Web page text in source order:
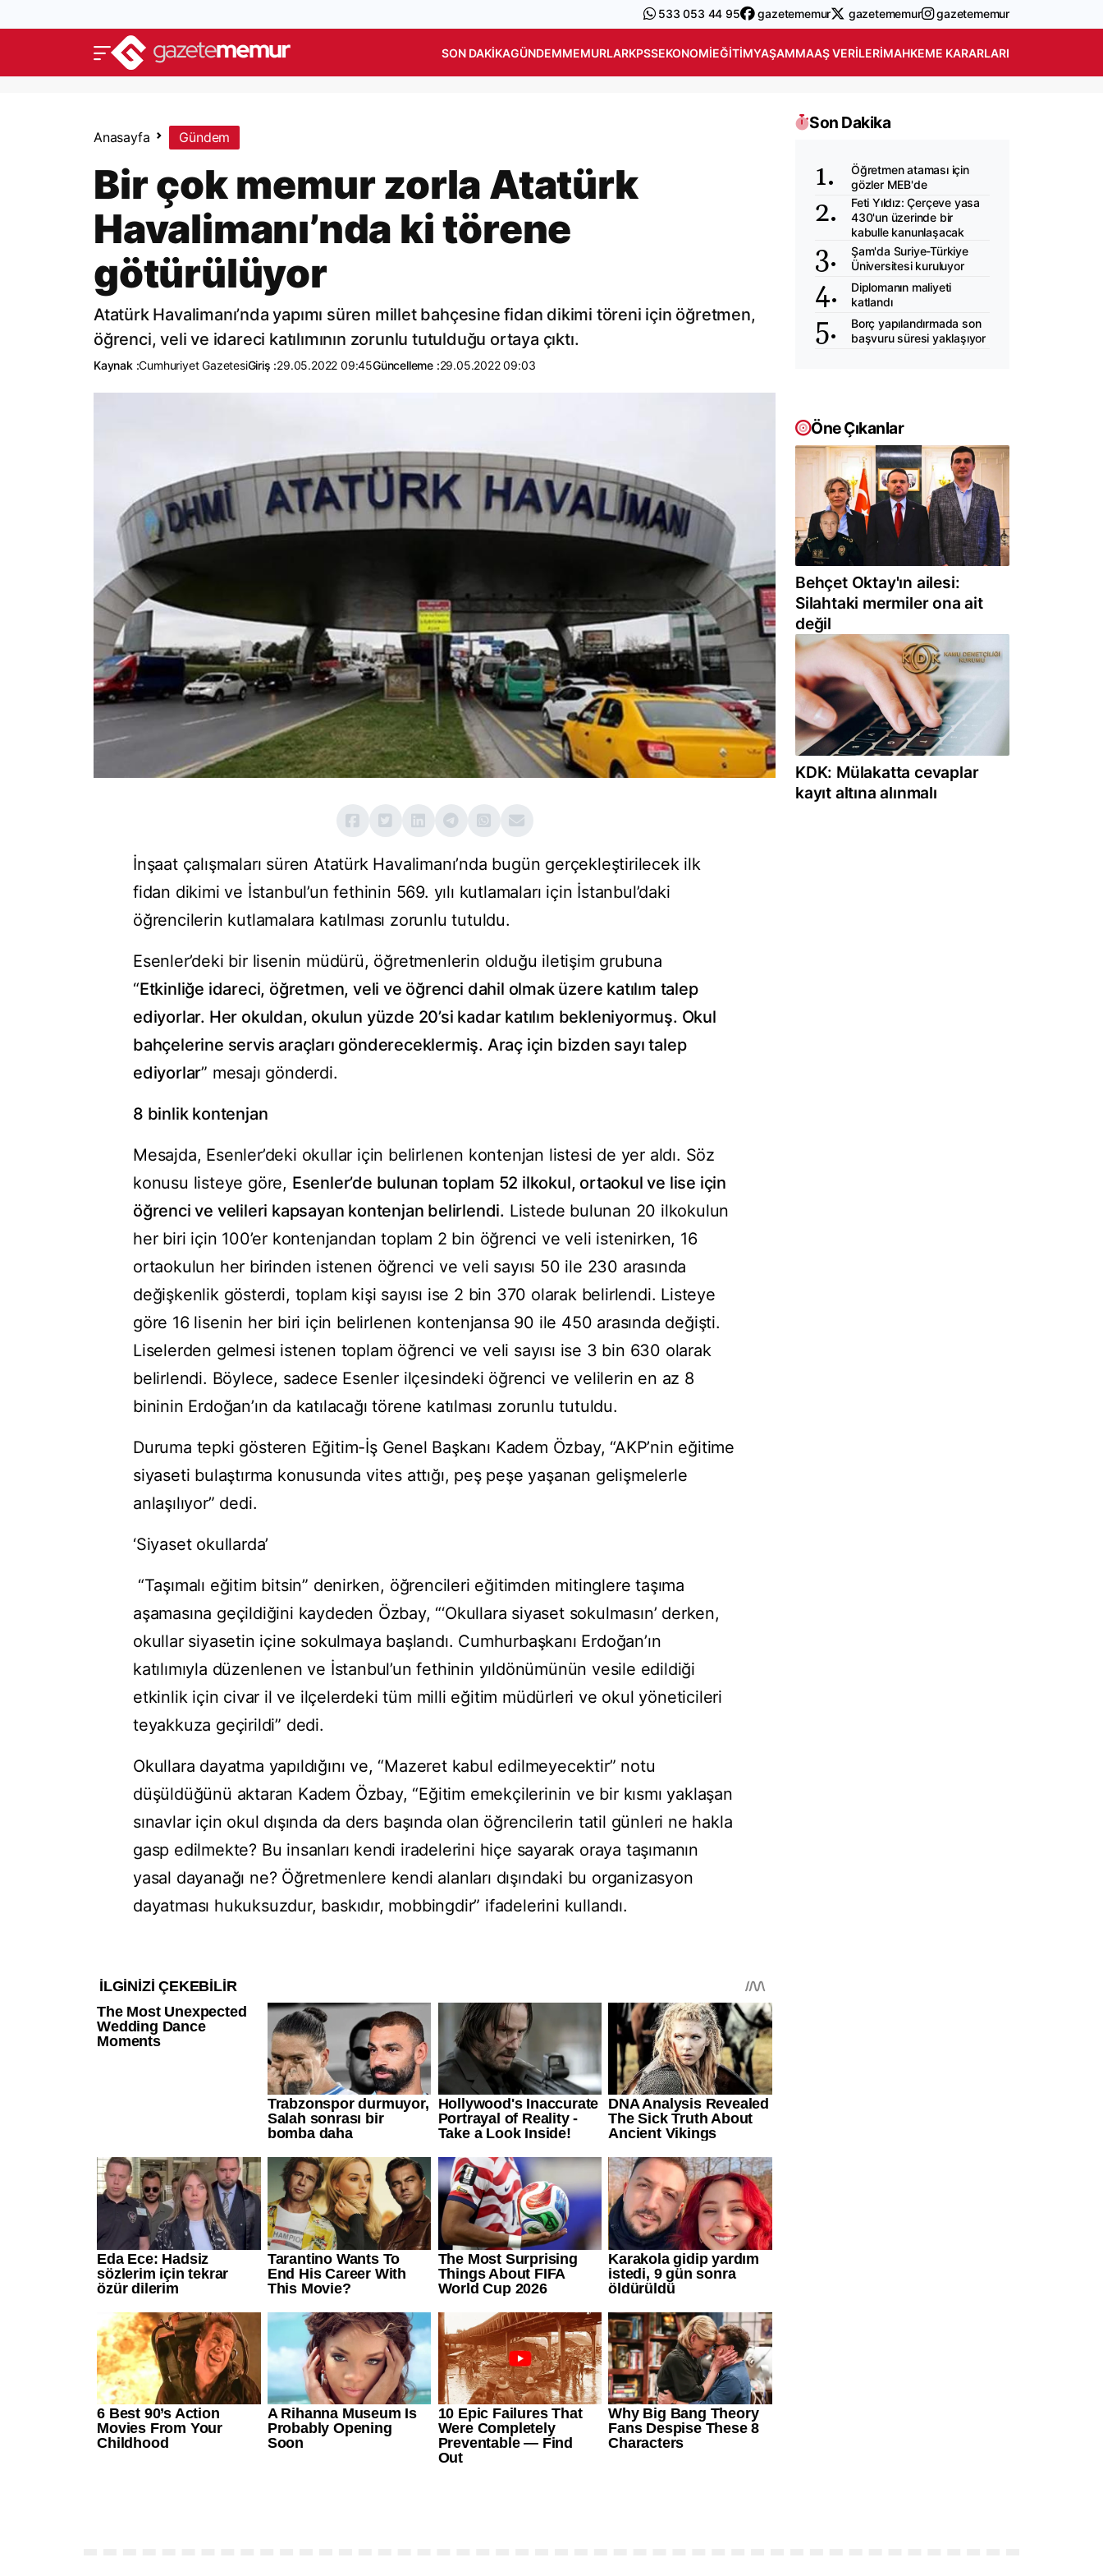
533 053 44 95 gazetememur gazetememur gazetememur
SON DAKIKAGÜNDEMMEMURLARKPSSEKONOMIEĞITIMYAŞAMMAAŞ VERILERIMAHKEME KARARLARI
Anasayfa Gündem
Bir çok memur zorla Atatürk
Havalimanı’nda ki törene
götürülüyor
Atatürk Havalimanı’nda yapımı süren millet bahçesine fidan dikimi töreni için öğretmen,
öğrenci, veli ve idareci katılımının zorunlu tutulduğu ortaya çıktı.
Kaynak :Cumhuriyet GazetesiGiriş :29.05.2022 09:45Güncelleme :29.05.2022 09:03
İnşaat çalışmaları süren Atatürk Havalimanı’nda bugün gerçekleştirilecek ilk
fidan dikimi ve İstanbul’un fethinin 569. yılı kutlamaları için İstanbul’daki
öğrencilerin kutlamalara katılması zorunlu tutuldu.
Esenler’deki bir lisenin müdürü, öğretmenlerin olduğu iletişim grubuna
“Etkinliğe idareci, öğretmen, veli ve öğrenci dahil olmak üzere katılım talep
ediyorlar. Her okuldan, okulun yüzde 20’si kadar katılım bekleniyormuş. Okul
bahçelerine servis araçları göndereceklermiş. Araç için bizden sayı talep
ediyorlar” mesajı gönderdi.
8 binlik kontenjan
Mesajda, Esenler’deki okullar için belirlenen kontenjan listesi de yer aldı. Söz
konusu listeye göre, Esenler’de bulunan toplam 52 ilkokul, ortaokul ve lise için
öğrenci ve velileri kapsayan kontenjan belirlendi. Listede bulunan 20 ilkokulun
her biri için 100’er kontenjandan toplam 2 bin öğrenci ve veli istenirken, 16
ortaokulun her birinden istenen öğrenci ve veli sayısı 50 ile 230 arasında
değişkenlik gösterdi, toplam kişi sayısı ise 2 bin 370 olarak belirlendi. Listeye
göre 16 lisenin her biri için belirlenen kontenjansa 90 ile 450 arasında değişti.
Liselerden gelmesi istenen toplam öğrenci ve veli sayısı ise 3 bin 630 olarak
belirlendi. Böylece, sadece Esenler ilçesindeki öğrenci ve velilerin en az 8
bininin Erdoğan’ın da katılacağı törene katılması zorunlu tutuldu.
Duruma tepki gösteren Eğitim-İş Genel Başkanı Kadem Özbay, “AKP’nin eğitime
siyaseti bulaştırma konusunda vites attığı, peş peşe yaşanan gelişmelerle
anlaşılıyor” dedi.
‘Siyaset okullarda’
“Taşımalı eğitim bitsin” denirken, öğrencileri eğitimden mitinglere taşıma
aşamasına geçildiğini kaydeden Özbay, “‘Okullara siyaset sokulmasın’ derken,
okullar siyasetin içine sokulmaya başlandı. Cumhurbaşkanı Erdoğan’ın
katılımıyla düzenlenen ve İstanbul’un fethinin yıldönümünün vesile edildiği
etkinlik için civar il ve ilçelerdeki tüm milli eğitim müdürleri ve okul yöneticileri
teyakkuza geçirildi” dedi.
Okullara dayatma yapıldığını ve, “Mazeret kabul edilmeyecektir” notu
düşüldüğünü aktaran Kadem Özbay, “Eğitim emekçilerinin ve bir kısmı yaklaşan
sınavlar için okul dışında da ders başında olan öğrencilerin tatil günleri ne hakla
gasp edilmekte? Bu insanları kendi iradelerini hiçe sayarak oraya taşımanın
yasal dayanağı ne? Öğretmenlere kendi alanları dışındaki bu organizasyon
dayatması hukuksuzdur, baskıdır, mobbingdir” ifadelerini kullandı.
Son Dakika
Öğretmen ataması için
gözler MEB'de
Feti Yıldız: Çerçeve yasa
430'un üzerinde bir
kabulle kanunlaşacak
Şam'da Suriye-Türkiye
Üniversitesi kuruluyor
Diplomanın maliyeti
katlandı
Borç yapılandırmada son
başvuru süresi yaklaşıyor
Öne Çıkanlar
Behçet Oktay'ın ailesi:
Silahtaki mermiler ona ait
değil
KDK: Mülakatta cevaplar
kayıt altına alınmalı